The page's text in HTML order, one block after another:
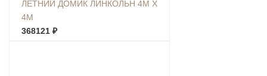
ЛЕТНИЙ ДОМИК ЛИНКОЛЬН 4М Х
4М
368121 ₽